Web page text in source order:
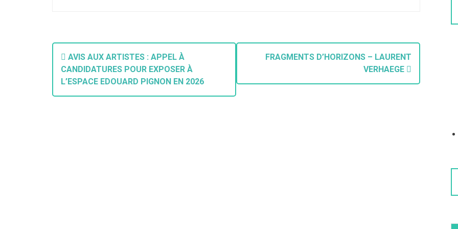
N
v
AVIS AUX ARTISTES : APPEL À
CANDIDATURES POUR EXPOSER À
L’ESPACE EDOUARD PIGNON EN 2026
FRAGMENTS D’HORIZONS – LAURENT
VERHAEGE